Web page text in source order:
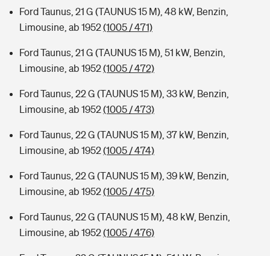
Ford Taunus, 21 G (TAUNUS 15 M), 48 kW, Benzin,
Limousine, ab 1952(1005 / 471)
Ford Taunus, 21 G (TAUNUS 15 M), 51 kW, Benzin,
Limousine, ab 1952(1005 / 472)
Ford Taunus, 22 G (TAUNUS 15 M), 33 kW, Benzin,
Limousine, ab 1952(1005 / 473)
Ford Taunus, 22 G (TAUNUS 15 M), 37 kW, Benzin,
Limousine, ab 1952(1005 / 474)
Ford Taunus, 22 G (TAUNUS 15 M), 39 kW, Benzin,
Limousine, ab 1952(1005 / 475)
Ford Taunus, 22 G (TAUNUS 15 M), 48 kW, Benzin,
Limousine, ab 1952(1005 / 476)